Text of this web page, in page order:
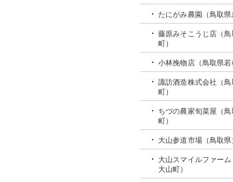
たにがみ農園（鳥取県
藤原みそこうじ店（
町）
小林挽物店（鳥取県若
諏訪酒造株式会社（
町）
ちづの農家旬菜屋（
町）
大山参道市場（鳥取県
大山スマイルファー
大山町）